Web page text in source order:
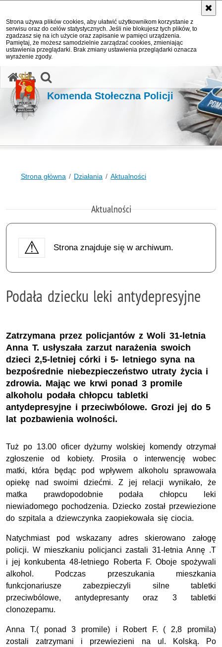
Strona używa plików cookies, aby ułatwić użytkownikom korzystanie z
serwisu oraz do celów statystycznych. Jeśli nie blokujesz tych plików, to
zgadzasz się na ich użycie oraz zapisanie w pamięci urządzenia.
Pamiętaj, że możesz samodzielnie zarządzać cookies, zmieniając
ustawienia przeglądarki. Brak zmiany ustawienia przeglądarki oznacza
wyrażenie zgody.
Komenda Stołeczna Policji
Strona główna Działania Aktualności
Aktualności
Strona znajduje się w archiwum.
Podała dziecku leki antydepresyjne
Zatrzymana przez policjantów z Woli 31-letnia
Anna T. usłyszała zarzut narażenia swoich
dzieci 2,5-letniej córki i 5- letniego syna na
bezpośrednie niebezpieczeństwo utraty życia i
zdrowia. Mając we krwi ponad 3 promile
alkoholu podała chłopcu tabletki
antydepresyjne i przeciwbólowe. Grozi jej do 5
lat pozbawienia wolności.
Tuż po 13.00 oficer dyżurny wolskiej komendy otrzymał
zgłoszenie od kobiety. Prosiła o interwencję wobec
matki, która będąc pod wpływem alkoholu sprawowała
opiekę nad swoimi dziećmi. Z jej relacji wynikało, że
matka prawdopodobnie podała chłopcu leki
niewiadomego pochodzenia. Dziecko został przewiezione
do szpitala a dziewczynka zaopiekowała się ciocia.
Natychmiast pod wskazany adres skierowano załogę
policji. W mieszkaniu policjanci zastali 31-letnia Annę .T
i jej konkubenta 48-letniego Roberta F. Oboje spożywali
alkohol. Podczas przeszukania mieszkania
funkcjonariusze zabezpieczyli silne tabletki
przeciwbólowe, antydepresanty oraz 3 tabletki
clonozepamu.
Anna T.( ponad 3 promile) i Robert F. ( 2,8 promila)
zostali zatrzymani i przewiezieni na ul. Kolską. Po